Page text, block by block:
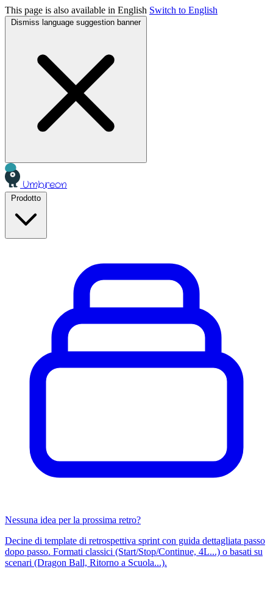
This page is also available in English Switch to English
Dismiss language suggestion banner
Umbreon
Nessuna idea per la prossima retro?
Decine di template di retrospettiva sprint con guida dettagliata passo
dopo passo. Formati classici (Start/Stop/Continue, 4L...) o basati su
scenari (Dragon Ball, Ritorno a Scuola...).